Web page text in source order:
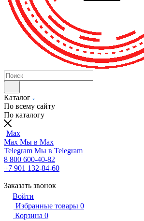
Каталог
По всему сайту
По каталогу
Max
Max Мы в Max
Telegram Мы в Telegram
8 800 600-40-82
+7 901 132-84-60
Заказать звонок
Войти
Избранные товары 0
Корзина 0